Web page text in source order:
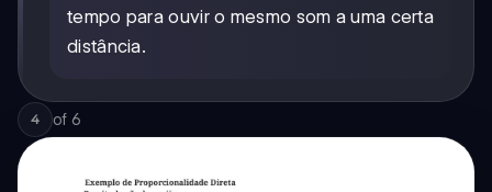
tempo para ouvir o mesmo som a uma certa
distância.
4 of 6